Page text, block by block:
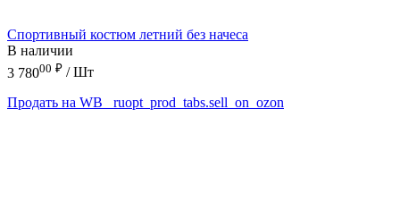
Спортивный костюм летний без начеса
В наличии
3 78000 ₽ / Шт
Продать на WB
_ruopt_prod_tabs.sell_on_ozon